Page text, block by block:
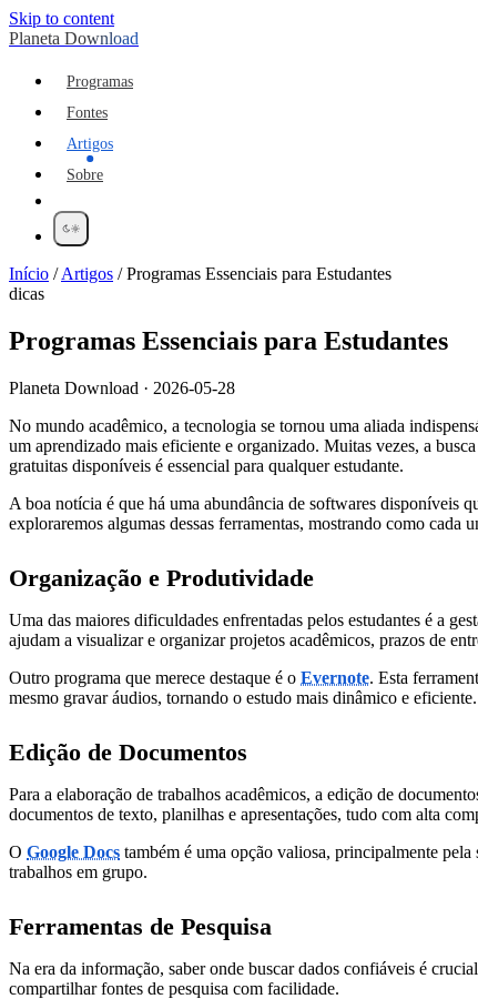
Skip to content
Planeta Download
Programas
Fontes
Artigos
Sobre
Início /Artigos /Programas Essenciais para Estudantes
dicas
Programas Essenciais para Estudantes
Planeta Download · 2026-05-28
No mundo acadêmico, a tecnologia se tornou uma aliada
um aprendizado mais eficiente e organizado. Muitas vezes, a
gratuitas disponíveis é essencial para qualquer estudante.
A boa notícia é que há uma abundância de softwares disponíveis
exploraremos algumas dessas ferramentas, mostrando como cada
Organização e Produtividade
Uma das maiores dificuldades enfrentadas pelos estudantes é a
ajudam a visualizar e organizar projetos acadêmicos, prazos de
Outro programa que merece destaque é o Evernote. Esta
mesmo gravar áudios, tornando o estudo mais dinâmico e eficiente.
Edição de Documentos
Para a elaboração de trabalhos acadêmicos, a edição de
documentos de texto, planilhas e apresentações, tudo com alta
O Google Docs também é uma opção valiosa, principalmente
trabalhos em grupo.
Ferramentas de Pesquisa
Na era da informação, saber onde buscar dados confiáveis é
compartilhar fontes de pesquisa com facilidade.